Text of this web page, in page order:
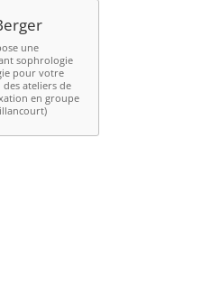
une
sophrologie
pour votre
ateliers de
en groupe